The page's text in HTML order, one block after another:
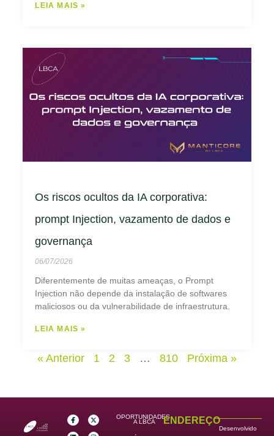
LEIA MAIS »
Os riscos ocultos da IA corporativa:
prompt Injection, vazamento de dados e
governança
06/07/2026
Diferentemente de muitas ameaças, o Prompt
Injection não depende da instalação de softwares
maliciosos ou da vulnerabilidade de infraestrutura.
LEIA MAIS »
« Anterior 1 2 3 … 810 Próxima »
OPORTUNIDADES
A LBCA ENDEREÇO
Desenvolvido